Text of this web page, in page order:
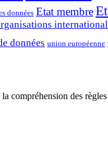
données Etat membre
données union européenne
des